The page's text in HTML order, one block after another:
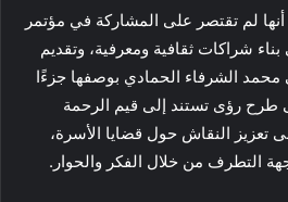
أنها لم تقتصر على المشاركة في مؤتمر
شراكات ثقافية ومعرفية، وتقديم
الشرفاء الحمادي بوصفها جزءًا
رؤى تستند إلى قيم الرحمة
تعزيز النقاش حول قضايا الأسرة،
التطرف من خلال الفكر والحوار.